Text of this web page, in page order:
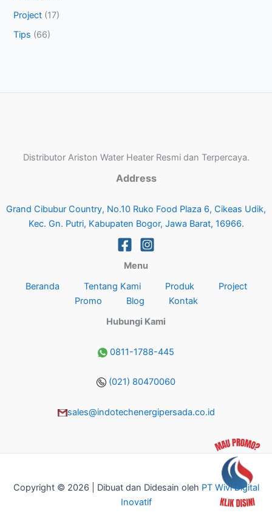
Project (17)
Tips (66)
Distributor Ariston Water Heater Resmi dan Terpercaya.
Address
Grand Cibubur Country, No.10 Ruko Food Plaza 6, Cikeas Udik,
Kec. Gn. Putri, Kabupaten Bogor, Jawa Barat, 16966.
Menu
Beranda
Tentang Kami Produk
Project
Promo
Blog
Kontak
Hubungi Kami
0811-1788-445
(021) 80470060
sales@indotechenergipersada.co.id
Copyright © 2026 | Dibuat dan Didesain oleh PT Wivi Digital
Inovatif